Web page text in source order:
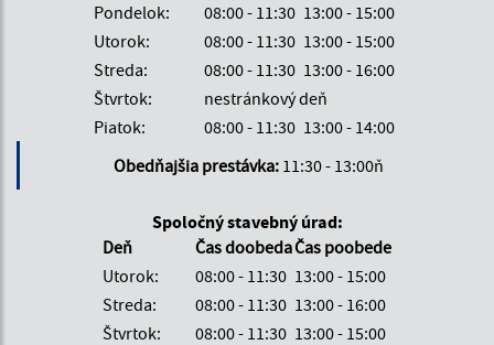
Pondelok:
08:00 - 11:30 13:00 - 15:00
Utorok:
08:00 - 11:30 13:00 - 15:00
Streda:
08:00 - 11:30 13:00 - 16:00
Štvrtok:
nestránkový deň
Piatok:
08:00 - 11:30 13:00 - 14:00
Obedňajšia prestávka: 11:30 - 13:00ň
Spoločný stavebný úrad:
Deň
Čas doobedaČas poobede
Utorok:
08:00 - 11:30 13:00 - 15:00
Streda:
08:00 - 11:30 13:00 - 16:00
Štvrtok:
08:00 - 11:30 13:00 - 15:00